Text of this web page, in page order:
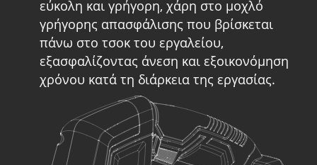
εύκολη και γρήγορη, χάρη στο μοχλό
γρήγορης απασφάλισης που βρίσκεται
πάνω στο τσοκ του εργαλείου,
εξασφαλίζοντας άνεση και εξοικονόμηση
χρόνου κατά τη διάρκεια της εργασίας.